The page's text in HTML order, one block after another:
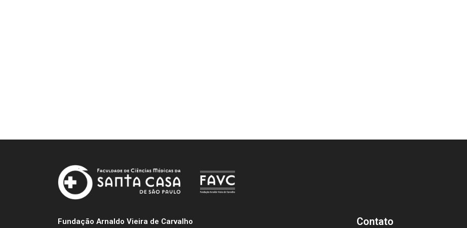
Fundação Arnaldo Vieira de Carvalho
Contato